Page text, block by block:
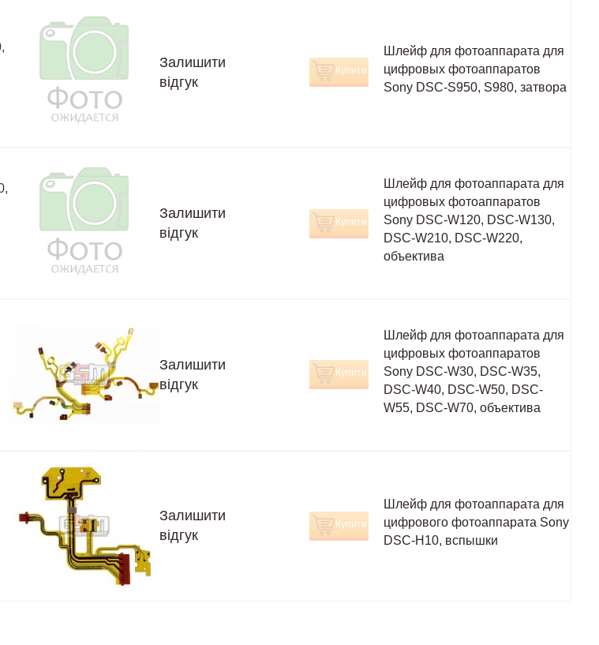
Залишити
відгук
Купити
Шлейф для фотоаппарата для
цифровых фотоаппаратов
Sony DSC-S950, S980, затвора
Залишити
відгук
Купити
Шлейф для фотоаппарата для
цифровых фотоаппаратов
Sony DSC-W120, DSC-W130,
DSC-W210, DSC-W220,
объектива
Залишити
відгук
Купити
Шлейф для фотоаппарата для
цифровых фотоаппаратов
Sony DSC-W30, DSC-W35,
DSC-W40, DSC-W50, DSC-
W55, DSC-W70, объектива
Залишити
відгук
Купити
Шлейф для фотоаппарата для
цифрового фотоаппарата Sony
DSC-H10, вспышки